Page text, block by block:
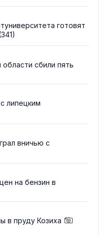
готовят
сбили пять
липецким
вничью с
на бензин в
в пруду Козиха